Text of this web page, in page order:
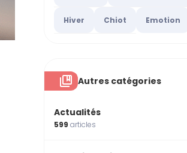
Hiver Chiot Emotion
Autres catégories
Actualités
599 articles